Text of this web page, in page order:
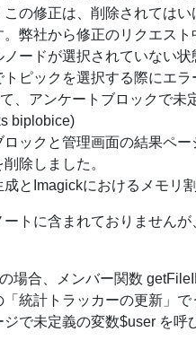
この修正は、削除されては
。弊社から修正のリクエスト
ノードが選択されていない
ピックを選択する際にエラ
、アンケートブロックで未
biplobice)
ロックと管理画面の結果ペ
除しました。
成とImagickにおけるメモリ
ートに含まれておりません
場合、メンバー関数
「統計トラッカーの更新」
ジで未定義の変数$user を呼